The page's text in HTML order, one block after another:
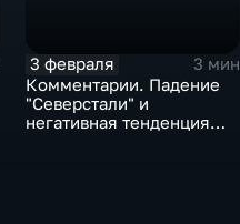
3 февраля
3 мин
Комментарии. Падение
"Северстали" и
негативная тенденция